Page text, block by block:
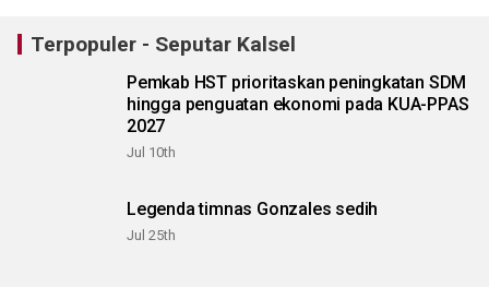
Terpopuler - Seputar Kalsel
Pemkab HST prioritaskan peningkatan SDM
hingga penguatan ekonomi pada KUA-PPAS
2027
Jul 10th
Legenda timnas Gonzales sedih
Jul 25th